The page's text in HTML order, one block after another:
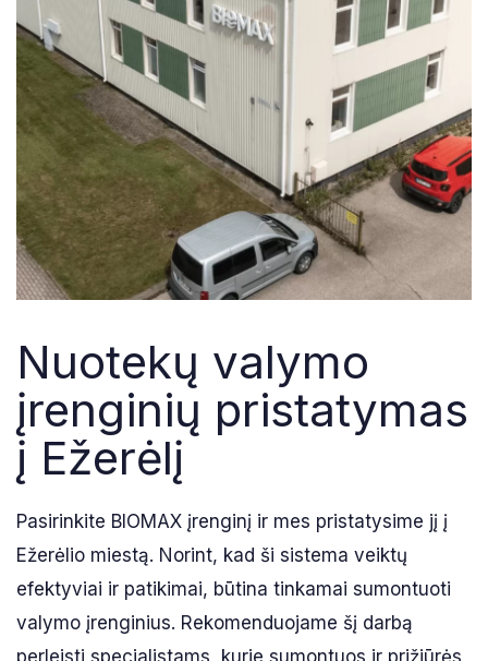
Nuotekų valymo
įrenginių pristatymas
į Ežerėlį
Pasirinkite BIOMAX įrenginį ir mes pristatysime jį į
Ežerėlio miestą. Norint, kad ši sistema veiktų
efektyviai ir patikimai, būtina tinkamai sumontuoti
valymo įrenginius. Rekomenduojame šį darbą
perleisti specialistams, kurie sumontuos ir prižiūrės